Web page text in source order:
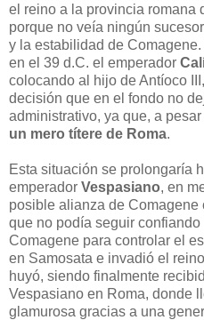
el reino a la provincia romana
porque no veía ningún
y la estabilidad de
en el 39 d.C. el emperador
colocando al hijo de Antíoco III,
decisión que en el fondo no
administrativo, ya que, a
un mero títere de Roma.
Esta situación se prolongaría
emperador Vespasiano, en
posible alianza de Comagene
que no podía seguir
Comagene para controlar el
en Samosata e invadió el
huyó, siendo finalmente
Vespasiano en Roma, donde
glamurosa gracias a una